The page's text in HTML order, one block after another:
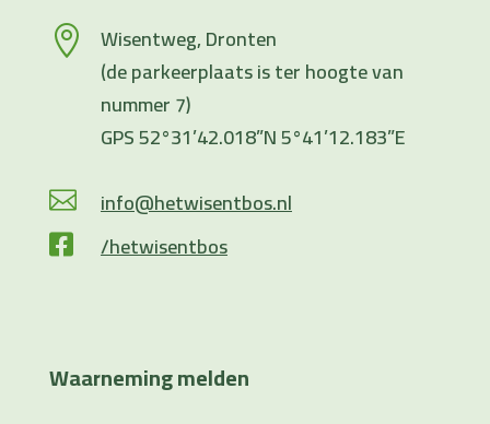

Wisentweg, Dronten
(de parkeerplaats is ter hoogte van
nummer 7)
GPS 52°31’42.018”N 5°41’12.183”E
 info@hetwisentbos.nl
 /hetwisentbos
Waarneming melden